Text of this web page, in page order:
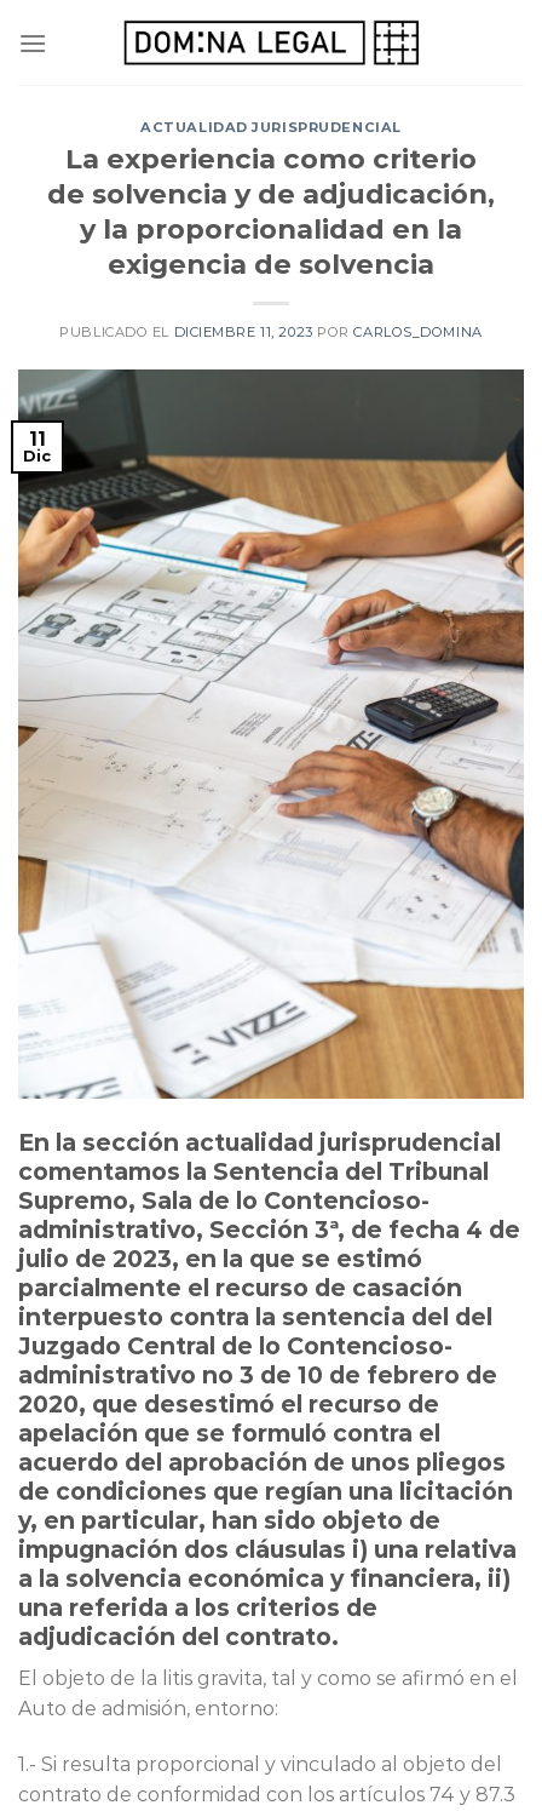
ACTUALIDAD JURISPRUDENCIAL
La experiencia como criterio
de solvencia y de adjudicación,
y la proporcionalidad en la
exigencia de solvencia
PUBLICADO EL DICIEMBRE 11, 2023 PORCARLOS_DOMINA
11
Dic
En la sección actualidad jurisprudencial
comentamos la Sentencia del Tribunal
Supremo, Sala de lo Contencioso-
administrativo, Sección 3ª, de fecha 4 de
julio de 2023, en la que se estimó
parcialmente el recurso de casación
interpuesto contra la sentencia del del
Juzgado Central de lo Contencioso-
administrativo no 3 de 10 de febrero de
2020, que desestimó el recurso de
apelación que se formuló contra el
acuerdo del aprobación de unos pliegos
de condiciones que regían una licitación
y, en particular, han sido objeto de
impugnación dos cláusulas i) una relativa
a la solvencia económica y financiera, ii)
una referida a los criterios de
adjudicación del contrato.
El objeto de la litis gravita, tal y como se afirmó en el
Auto de admisión, entorno:
1.- Si resulta proporcional y vinculado al objeto del
contrato de conformidad con los artículos 74 y 87.3